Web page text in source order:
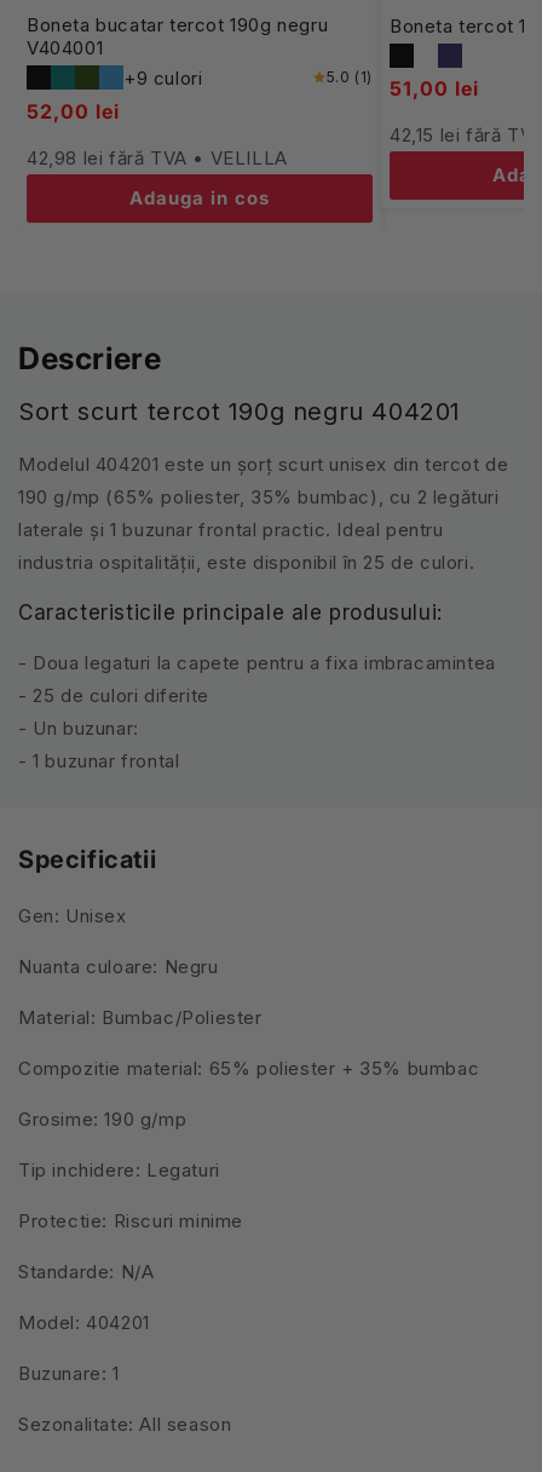
Boneta bucatar tercot 190g negru
V404001
+9 culori
5.0 (1)
52,00 lei
42,98 lei fără TVA • VELILLA
Adauga in cos
Boneta tercot
51,00 lei
42,15 lei fără
Descriere
Sort scurt tercot 190g negru 404201
Modelul 404201 este un șorț scurt unisex din tercot de
190 g/mp (65% poliester, 35% bumbac), cu 2 legături
laterale și 1 buzunar frontal practic. Ideal pentru
industria ospitalității, este disponibil în 25 de culori.
Caracteristicile principale ale produsului:
- Doua legaturi la capete pentru a fixa imbracamintea
- 25 de culori diferite
- Un buzunar:
- 1 buzunar frontal
Specificatii
Gen: Unisex
Nuanta culoare: Negru
Material: Bumbac/Poliester
Compozitie material: 65% poliester + 35% bumbac
Grosime: 190 g/mp
Tip inchidere: Legaturi
Protectie: Riscuri minime
Standarde: N/A
Model: 404201
Buzunare: 1
Sezonalitate: All season